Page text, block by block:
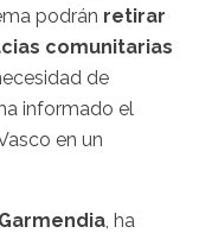
podrán retirar
comunitarias
de
informado el
en un
, ha